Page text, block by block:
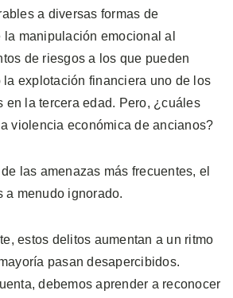
a diversas formas de
manipulación emocional al
de riesgos a los que pueden
la explotación financiera uno de los
en la tercera edad. Pero, ¿cuáles
violencia económica de ancianos?
las amenazas más frecuentes, el
a menudo ignorado.
estos delitos aumentan a un ritmo
pasan desapercibidos.
debemos aprender a reconocer